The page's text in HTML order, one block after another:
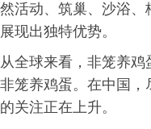
然活动、筑巢、沙浴
展现出独特优势。
从全球来看，非笼养
非笼养鸡蛋。在中国
的关注正在上升。